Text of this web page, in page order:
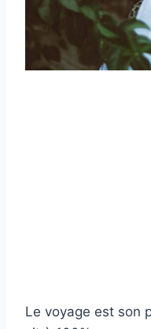
Le voyage est son